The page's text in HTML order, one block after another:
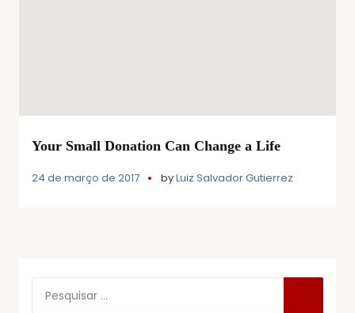
Your Small Donation Can Change a Life
24 de março de 2017 byLuiz Salvador Gutierrez